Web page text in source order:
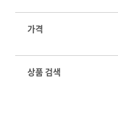
가격
상품 검색